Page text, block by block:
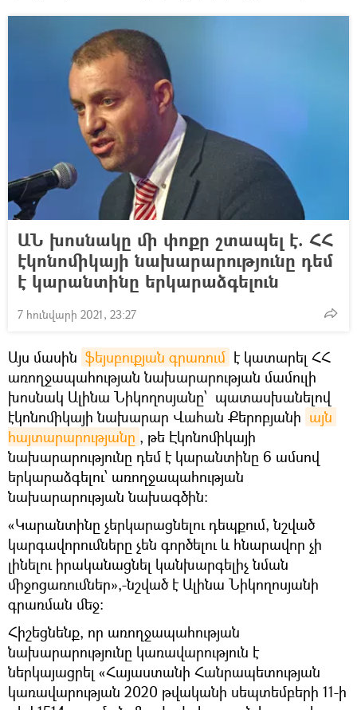
ԱՆ խոսնակը մի փոքր շտապել է. ՀՀ
էկոնոմիկայի նախարարությունը դեմ
է կարանտինը երկարաձգելուն
7 հունվարի 2021, 23:27
Այս մասին ֆեյսբուքյան գրառում է կատարել ՀՀ
առողջապահության նախարարության մամուլի
խոսնակ Ալինա Նիկողոսյանը՝ պատասխանելով
էկոնոմիկայի նախարար Վահան Քերոբյանի այն
հայտարարությանը , թե Էկոնոմիկայի
նախարարությունը դեմ է կարանտինը 6 ամսով
երկարաձգելու՝ առողջապահության
նախարարության նախագծին։
«Կարանտինը չերկարացնելու դեպքում, նշված
կարգավորումները չեն գործելու և հնարավոր չի
լինելու իրականացնել կանխարգելիչ նման
միջոցառումներ»,-նշված է Ալինա Նիկողոսյանի
գրառման մեջ:
Հիշեցնենք, որ առողջապահության
նախարարությունը կառավարություն է
ներկայացրել «Հայաստանի Հանրապետության
կառավարության 2020 թվականի սեպտեմբերի 11-ի